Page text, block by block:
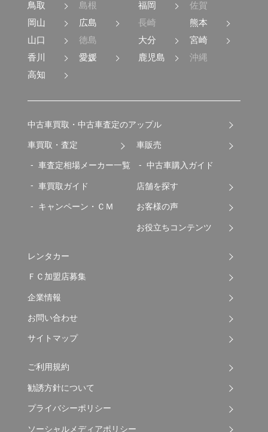
鳥取
島根
岡山
広島
山口
徳島
香川
愛媛
高知
福岡
佐賀
長崎
熊本
大分
宮崎
鹿児島
沖縄
中古車買取・中古車査定のアップル
車買取・査定
車査定相場メーカー一覧
車買取ガイド
キャンペーン・ＣＭ
車販売
中古車購入ガイド
店舗を探す
お客様の声
お役立ちコンテンツ
レンタカー
ＦＣ加盟店募集
企業情報
お問い合わせ
サイトマップ
ご利用規約
勧誘方針について
プライバシーポリシー
ソーシャルメディアポリシー